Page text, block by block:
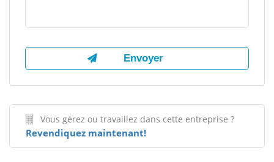
Vous gérez ou travaillez dans cette entreprise ?
Revendiquez maintenant!